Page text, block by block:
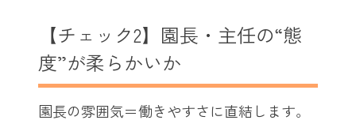
【チェック2】園長・主任の“態
度”が柔らかいか
園長の雰囲気＝働きやすさに直結します。